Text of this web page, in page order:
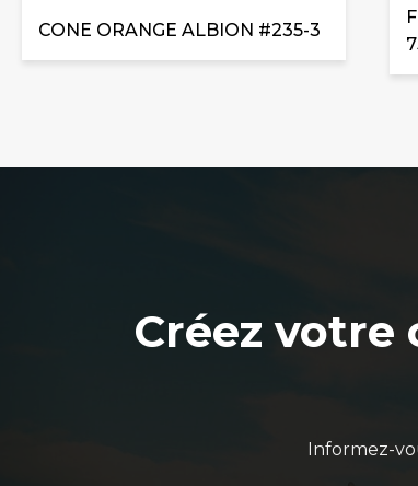
CONE ORANGE ALBION #235-3
Créez votre
Informez-